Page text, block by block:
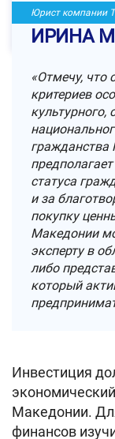
Юрист компании
ИРИНА
«Отмечу, что
критериев
культурного,
гражданства
статуса
и за
покупку
Македонии
эксперту в
либо
который
Инвестиция
Македонии.
финансов